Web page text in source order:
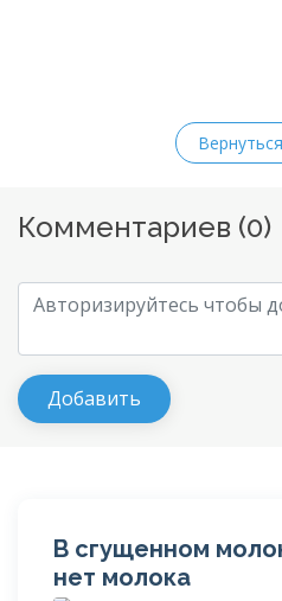
Комментариев (0)
В сгущенном
нет молока